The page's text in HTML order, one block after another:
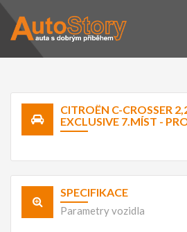
CITROËN C-CROSSER
EXCLUSIVE 7.MÍST -
SPECIFIKACE
Parametry vozidla